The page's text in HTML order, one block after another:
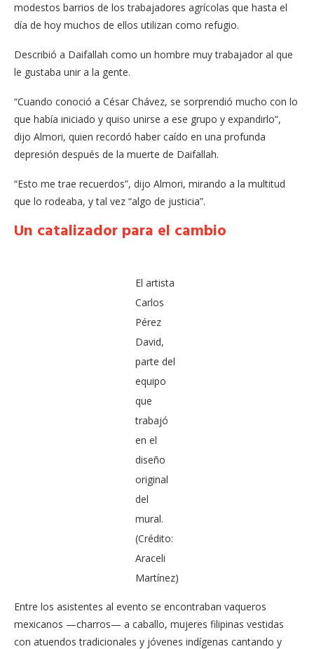
modestos barrios de los trabajadores agrícolas que hasta el
día de hoy muchos de ellos utilizan como refugio.
Describió a Daifallah como un hombre muy trabajador al que
le gustaba unir a la gente.
“Cuando conoció a César Chávez, se sorprendió mucho con lo
que había iniciado y quiso unirse a ese grupo y expandirlo”,
dijo Almori, quien recordó haber caído en una profunda
depresión después de la muerte de Daifallah.
“Esto me trae recuerdos”, dijo Almori, mirando a la multitud
que lo rodeaba, y tal vez “algo de justicia”.
Un catalizador para el cambio
El artista
Carlos
Pérez
David,
parte del
equipo
que
trabajó
en el
diseño
original
del
mural.
(Crédito:
Araceli
Martínez)
Entre los asistentes al evento se encontraban vaqueros
mexicanos —charros— a caballo, mujeres filipinas vestidas
con atuendos tradicionales y jóvenes indígenas cantando y